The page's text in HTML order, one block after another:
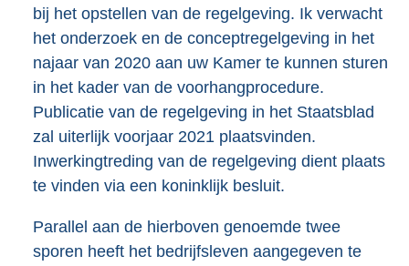
bij het opstellen van de regelgeving. Ik verwacht
het onderzoek en de conceptregelgeving in het
najaar van 2020 aan uw Kamer te kunnen sturen
in het kader van de voorhangprocedure.
Publicatie van de regelgeving in het Staatsblad
zal uiterlijk voorjaar 2021 plaatsvinden.
Inwerkingtreding van de regelgeving dient plaats
te vinden via een koninklijk besluit.
Parallel aan de hierboven genoemde twee
sporen heeft het bedrijfsleven aangegeven te